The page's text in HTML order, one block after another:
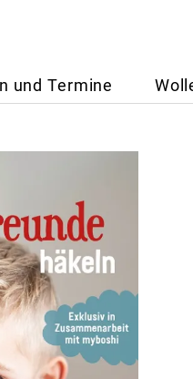
und Termine